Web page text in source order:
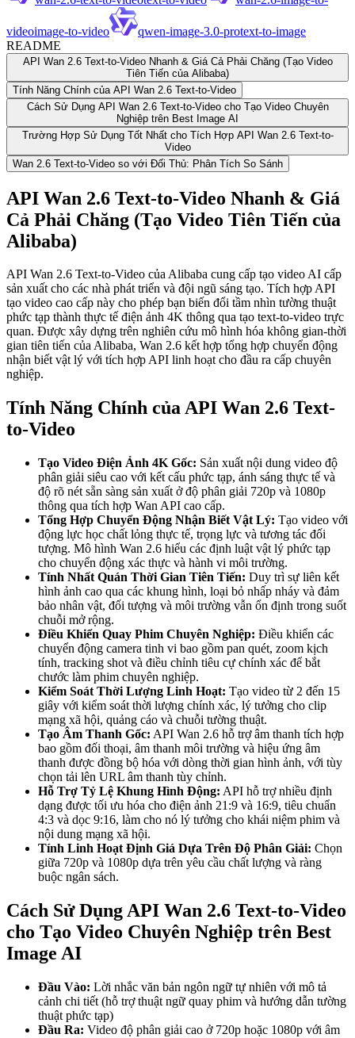
videoimage-to-video qwen-image-3.0-protext-to-image
README
API Wan 2.6 Text-to-Video Nhanh & Giá Cả Phải Chăng (Tạo Video
Tiên Tiến của Alibaba)
Tính Năng Chính của API Wan 2.6 Text-to-Video
Cách Sử Dụng API Wan 2.6 Text-to-Video cho Tạo Video Chuyên
Nghiệp trên Best Image AI
Trường Hợp Sử Dụng Tốt Nhất cho Tích Hợp API Wan 2.6 Text-to-
Video
Wan 2.6 Text-to-Video so với Đối Thủ: Phân Tích So Sánh
API Wan 2.6 Text-to-Video Nhanh & Giá
Cả Phải Chăng (Tạo Video Tiên Tiến của
Alibaba)
API Wan 2.6 Text-to-Video của Alibaba cung cấp tạo video AI cấp
sản xuất cho các nhà phát triển và đội ngũ sáng tạo. Tích hợp API
tạo video cao cấp này cho phép bạn biến đổi tầm nhìn tường thuật
phức tạp thành thực tế điện ảnh 4K thông qua tạo text-to-video trực
quan. Được xây dựng trên nghiên cứu mô hình hóa không gian-thời
gian tiên tiến của Alibaba, Wan 2.6 kết hợp tổng hợp chuyển động
nhận biết vật lý với tích hợp API linh hoạt cho đầu ra cấp chuyên
nghiệp.
Tính Năng Chính của API Wan 2.6 Text-
to-Video
Tạo Video Điện Ảnh 4K Gốc: Sản xuất nội dung video độ
phân giải siêu cao với kết cấu phức tạp, ánh sáng thực tế và
độ rõ nét sẵn sàng sản xuất ở độ phân giải 720p và 1080p
thông qua tích hợp Wan API cao cấp.
Tổng Hợp Chuyển Động Nhận Biết Vật Lý: Tạo video với
động lực học chất lỏng thực tế, trọng lực và tương tác đối
tượng. Mô hình Wan 2.6 hiểu các định luật vật lý phức tạp
cho chuyển động xác thực và hành vi môi trường.
Tính Nhất Quán Thời Gian Tiên Tiến: Duy trì sự liên kết
hình ảnh cao qua các khung hình, loại bỏ nhấp nháy và đảm
bảo nhân vật, đối tượng và môi trường vẫn ổn định trong suốt
chuỗi mở rộng.
Điều Khiển Quay Phim Chuyên Nghiệp: Điều khiển các
chuyển động camera tinh vi bao gồm pan quét, zoom kịch
tính, tracking shot và điều chỉnh tiêu cự chính xác để bắt
chước làm phim chuyên nghiệp.
Kiểm Soát Thời Lượng Linh Hoạt: Tạo video từ 2 đến 15
giây với kiểm soát thời lượng chính xác, lý tưởng cho clip
mạng xã hội, quảng cáo và chuỗi tường thuật.
Tạo Âm Thanh Gốc: API Wan 2.6 hỗ trợ âm thanh tích hợp
bao gồm đối thoại, âm thanh môi trường và hiệu ứng âm
thanh được đồng bộ hóa với dòng thời gian hình ảnh, với tùy
chọn tải lên URL âm thanh tùy chỉnh.
Hỗ Trợ Tỷ Lệ Khung Hình Động: API hỗ trợ nhiều định
dạng được tối ưu hóa cho điện ảnh 21:9 và 16:9, tiêu chuẩn
4:3 và dọc 9:16, làm cho nó lý tưởng cho khái niệm phim và
nội dung mạng xã hội.
Tính Linh Hoạt Định Giá Dựa Trên Độ Phân Giải: Chọn
giữa 720p và 1080p dựa trên yêu cầu chất lượng và ràng
buộc ngân sách.
Cách Sử Dụng API Wan 2.6 Text-to-Video
cho Tạo Video Chuyên Nghiệp trên Best
Image AI
Đầu Vào: Lời nhắc văn bản ngôn ngữ tự nhiên với mô tả
cảnh chi tiết (hỗ trợ thuật ngữ quay phim và hướng dẫn tường
thuật phức tạp)
Đầu Ra: Video độ phân giải cao ở 720p hoặc 1080p với âm